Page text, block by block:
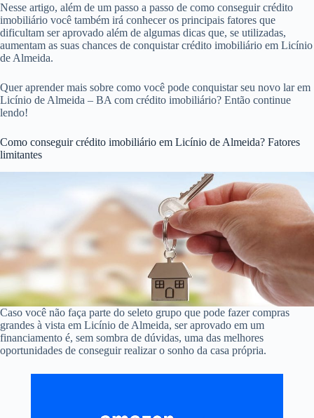
Nesse artigo, além de um passo a passo de como conseguir crédito
imobiliário você também irá conhecer os principais fatores que
dificultam ser aprovado além de algumas dicas que, se utilizadas,
aumentam as suas chances de conquistar crédito imobiliário em Licínio
de Almeida.
Quer aprender mais sobre como você pode conquistar seu novo lar em
Licínio de Almeida – BA com crédito imobiliário? Então continue
lendo!
Como conseguir crédito imobiliário em Licínio de Almeida? Fatores
limitantes
Caso você não faça parte do seleto grupo que pode fazer compras
grandes à vista em Licínio de Almeida, ser aprovado em um
financiamento é, sem sombra de dúvidas, uma das melhores
oportunidades de conseguir realizar o sonho da casa própria.